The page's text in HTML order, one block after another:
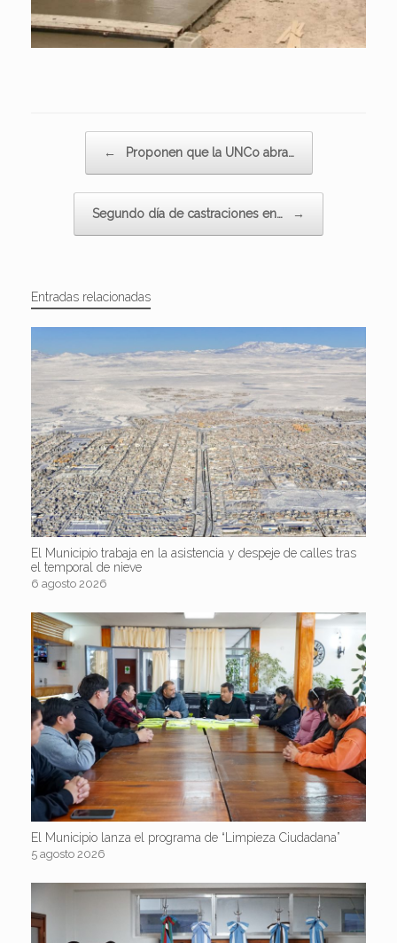
← Proponen que la UNCo abra…
Segundo día de castraciones en… →
Entradas relacionadas
El Municipio trabaja en la asistencia y despeje de calles tras
el temporal de nieve
6 agosto 2026
El Municipio lanza el programa de “Limpieza Ciudadana”
5 agosto 2026